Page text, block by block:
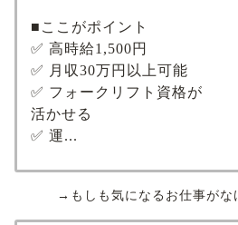
■ここがポイント
✅ 高時給1,500円
✅ 月収30万円以上可能
✅ フォークリフト資格が
活かせる
✅ 運...
→もしも気になるお仕事がな